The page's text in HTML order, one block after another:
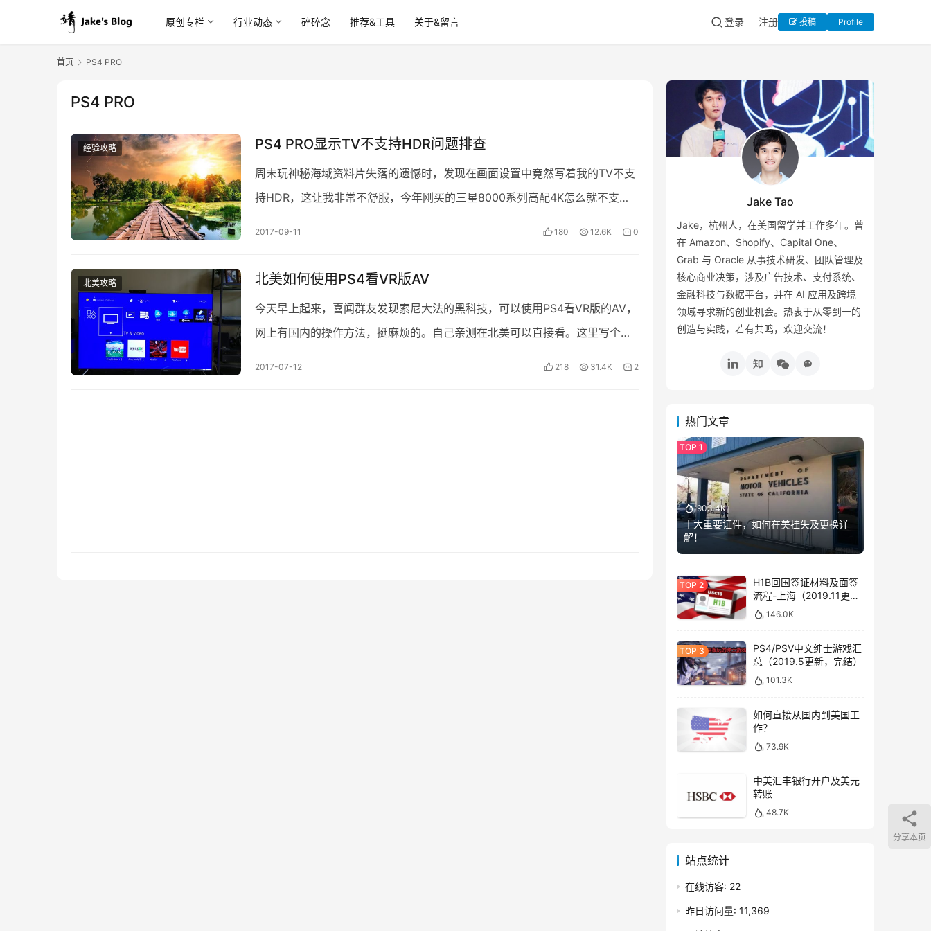
原创专栏 行业动态 碎碎念 推荐&工具 关于&留言 登录 注册 投稿 Profile
首页 PS4 PRO
PS4 PRO
经验攻略 PS4 PRO显示TV不支持HDR问题排查
周末玩神秘海域资料片失落的遗憾时，发现在画面设置中竟然写着我的TV不支
持HDR，这让我非常不舒服，今年刚买的三星8000系列高配4K怎么就不支持
2017-09-11 180 12.6K 0
北美攻略 北美如何使用PS4看VR版AV
今天早上起来，喜闻群友发现索尼大法的黑科技，可以使用PS4看VR版的AV，
网上有国内的操作方法，挺麻烦的。自己亲测在北美可以直接看。这里写个简
2017-07-12 218 31.4K 2
Jake Tao
Jake，杭州人，在美国留学并工作多年。曾
在 Amazon、Shopify、Capital One、
Grab 与 Oracle 从事技术研发、团队管理及
核心商业决策，涉及广告技术、支付系统、
金融科技与数据平台，并在 AI 应用及跨境
领域寻求新的创业机会。热衷于从零到一的
创造与实践，若有共鸣，欢迎交流！
热门文章
903.4K
十大重要证件，如何在美挂失及更换详
解！
H1B回国签证材料及面签
流程-上海（2019.11更
新）146.0K
PS4/PSV中文绅士游戏汇
总（2019.5更新，完结）
101.3K
如何直接从国内到美国工
作？
73.9K
中美汇丰银行开户及美元
转账
48.7K
站点统计
在线访客: 22
昨日访问量: 11,369
分享本页